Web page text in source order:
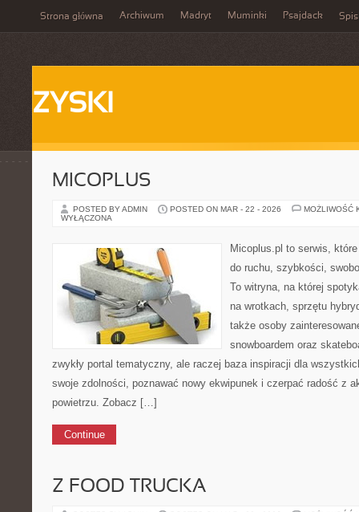
Strona główna Archiwum Madryt Muminki Psajdack Spis
ZYSKI
MICOPLUS
POSTED BY ADMIN POSTED ON MAR - 22 - 2026
MOŻLIWOŚĆ
WYŁĄCZONA
Micoplus.pl to serwis,
do ruchu, szybkości,
To witryna, na której
na wrotkach, sprzętu
także osoby
snowboardem oraz
zwykły portal tematyczny, ale raczej baza inspiracji dla
swoje zdolności, poznawać nowy ekwipunek i czerpać radość z
powietrzu. Zobacz […]
Continue
Z FOOD TRUCKA